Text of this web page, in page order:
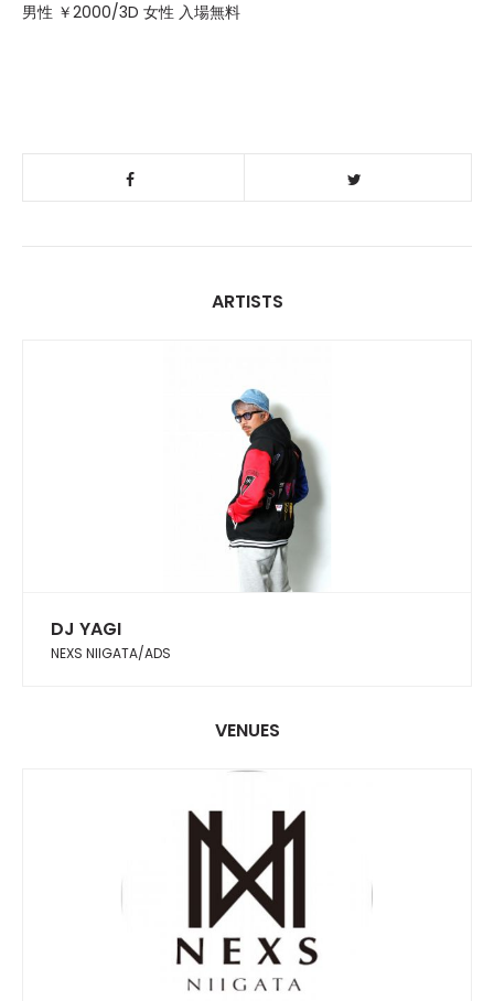
男性 ￥2000/3D 女性 入場無料
ARTISTS
DJ YAGI
NEXS NIIGATA/ADS
VENUES